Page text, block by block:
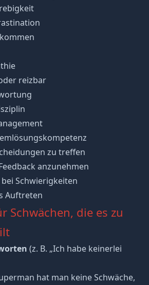
reizbar
zu treffen
anzunehmen
Schwierigkeiten
Auftreten
Schwächen, die es zu
(z. B. „Ich habe keinerlei
hat man keine Schwäche,